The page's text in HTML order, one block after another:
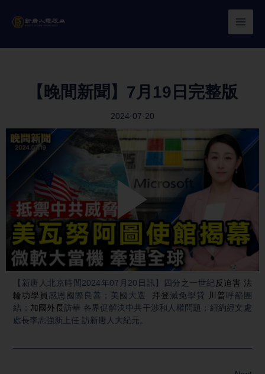
【晚間新聞】7月19日完整版
2024-07-20
Play
Video
【新唐人北京時間2024年07月20日訊】四分之一世紀 反迫害 法
輪功學員 感恩國際良善；美國大選 拜登減免學貸 川普 呼籲團
結； 加國外長訪華 各界促解決中共干涉和人權問題；紐約經文處
處長李志強新上任 訪新唐人大紀元。